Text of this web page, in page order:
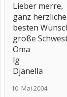
Lieber merre,
ganz
besten
große
Oma
lg
Djanella
10. Mai 2004